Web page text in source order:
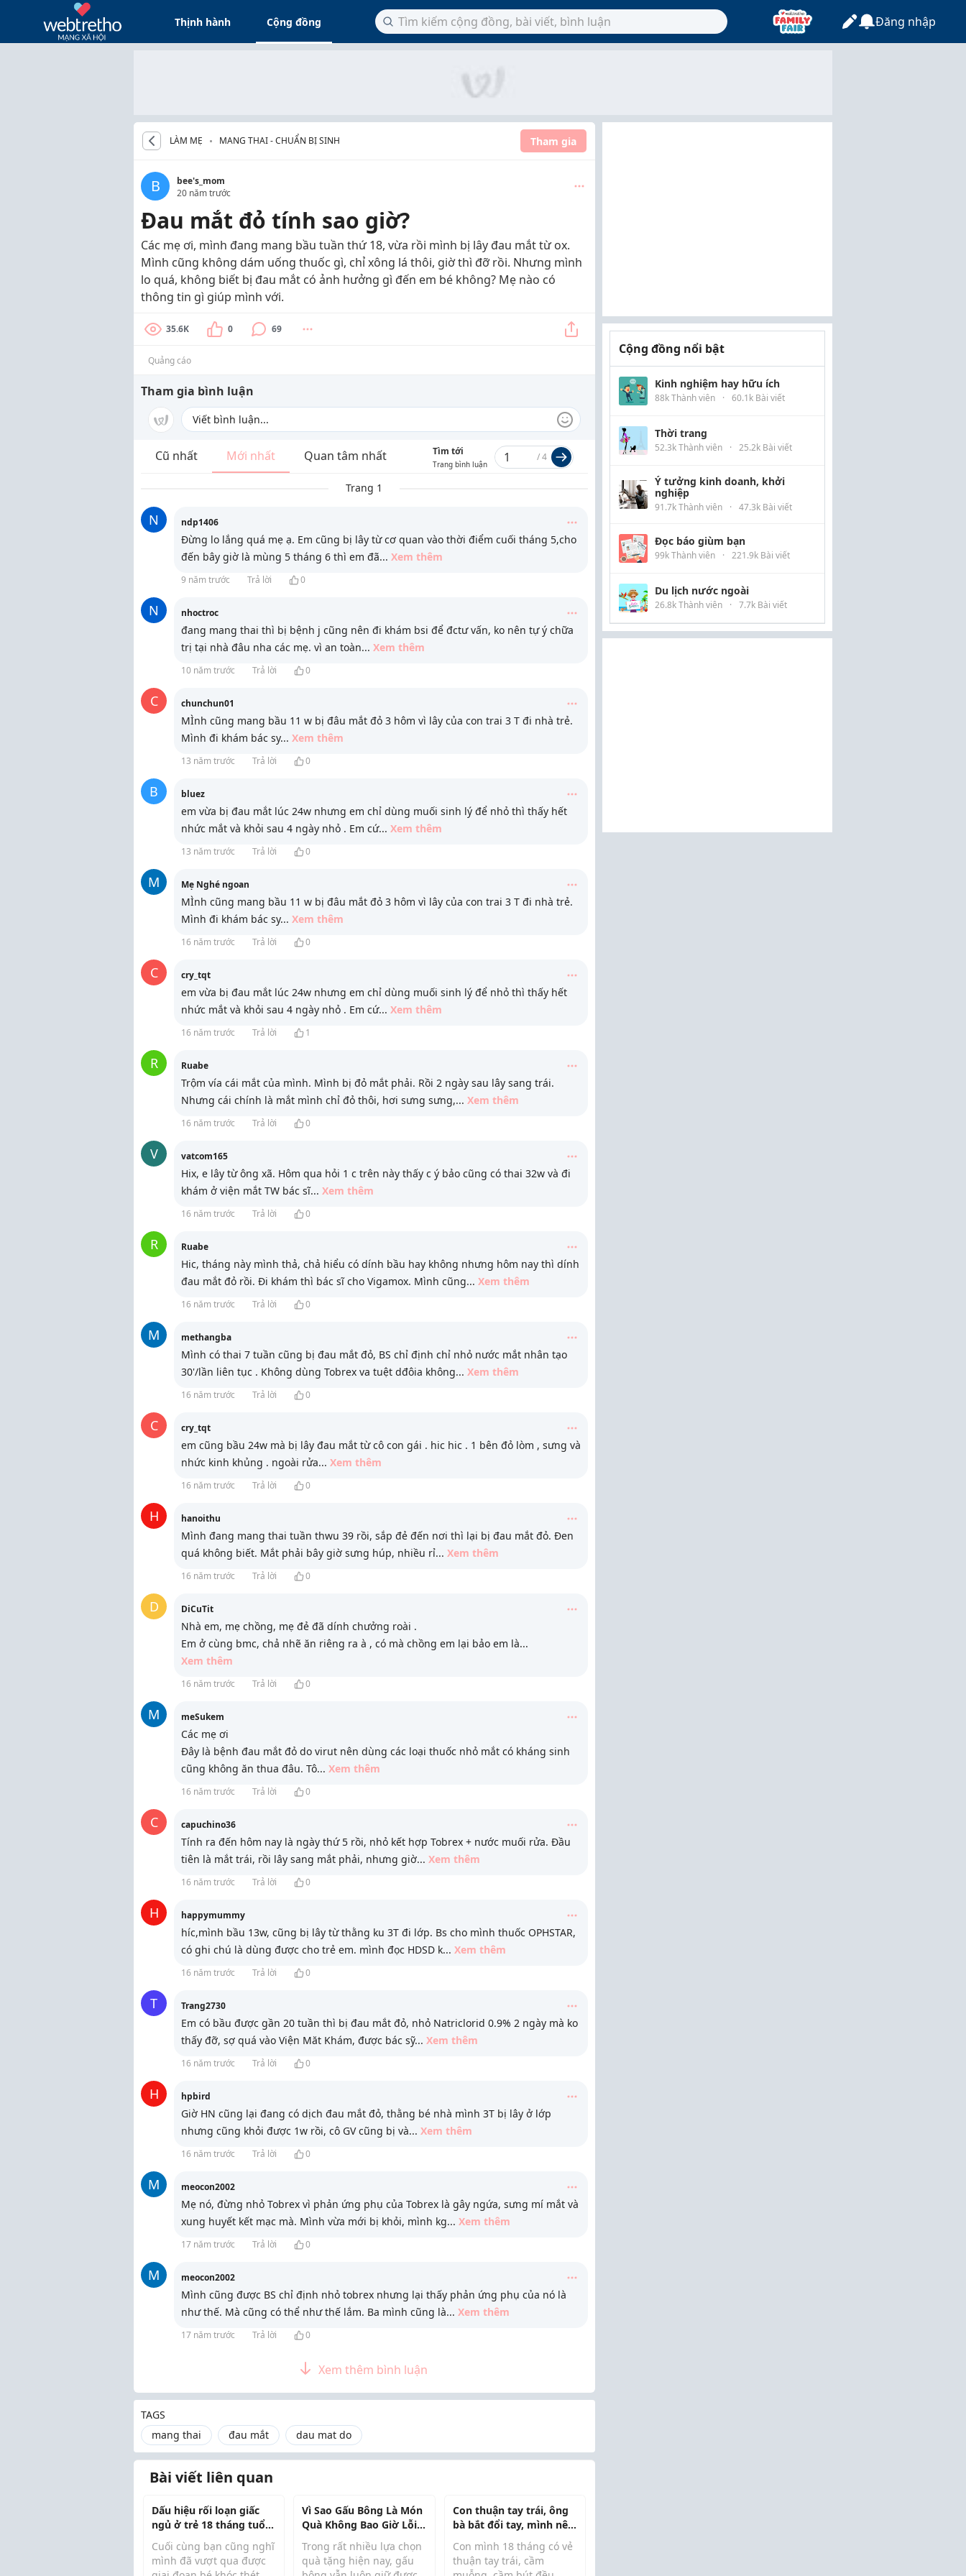
Thịnh hành Cộng đồng Đăng nhập
LÀM MẸ MANG THAI - CHUẨN BỊ SINH Tham gia
B
bee's_mom
20 năm trước
Đau mắt đỏ tính sao giờ?
Các mẹ ơi, mình đang mang bầu tuần thứ 18, vừa rồi mình bị lây đau mắt từ ox.
Mình cũng không dám uống thuốc gì, chỉ xông lá thôi, giờ thì đỡ rồi. Nhưng mình
lo quá, không biết bị đau mắt có ảnh hưởng gì đến em bé không? Mẹ nào có
thông tin gì giúp mình với.
35.6K 0 69
Quảng cáo
Tham gia bình luận
Cũ nhất Mới nhất Quan tâm nhất Tìm tới
Trang bình luận
/4
Trang 1
N ndp1406
Đừng lo lắng quá mẹ ạ. Em cũng bị lây từ cơ quan vào thời điểm cuối tháng 5,cho
đến bây giờ là mùng 5 tháng 6 thì em đã... Xem thêm
9 năm trước Trả lời 0
N nhoctroc
đang mang thai thì bị bệnh j cũng nên đi khám bsi để đctư vấn, ko nên tự ý chữa
trị tại nhà đâu nha các mẹ. vì an toàn... Xem thêm
10 năm trước Trả lời 0
C chunchun01
MÌnh cũng mang bầu 11 w bị đâu mắt đỏ 3 hôm vì lây của con trai 3 T đi nhà trẻ.
Mình đi khám bác sy... Xem thêm
13 năm trước Trả lời 0
B bluez
em vừa bị đau mắt lúc 24w nhưng em chỉ dùng muối sinh lý để nhỏ thì thấy hết
nhức mắt và khỏi sau 4 ngày nhỏ . Em cứ... Xem thêm
13 năm trước Trả lời 0
M Mẹ Nghé ngoan
MÌnh cũng mang bầu 11 w bị đâu mắt đỏ 3 hôm vì lây của con trai 3 T đi nhà trẻ.
Mình đi khám bác sy... Xem thêm
16 năm trước Trả lời 0
C cry_tqt
em vừa bị đau mắt lúc 24w nhưng em chỉ dùng muối sinh lý để nhỏ thì thấy hết
nhức mắt và khỏi sau 4 ngày nhỏ . Em cứ... Xem thêm
16 năm trước Trả lời 1
R Ruabe
Trộm vía cái mắt của mình. Mình bị đỏ mắt phải. Rồi 2 ngày sau lây sang trái.
Nhưng cái chính là mắt mình chỉ đỏ thôi, hơi sưng sưng,... Xem thêm
16 năm trước Trả lời 0
V vatcom165
Hix, e lây từ ông xã. Hôm qua hỏi 1 c trên này thấy c ý bảo cũng có thai 32w và đi
khám ở viện mắt TW bác sĩ... Xem thêm
16 năm trước Trả lời 0
R Ruabe
Hic, tháng này mình thả, chả hiểu có dính bầu hay không nhưng hôm nay thì dính
đau mắt đỏ rồi. Đi khám thì bác sĩ cho Vigamox. Mình cũng... Xem thêm
16 năm trước Trả lời 0
M methangba
Mình có thai 7 tuần cũng bị đau mắt đỏ, BS chỉ định chỉ nhỏ nước mắt nhân tạo
30'/lần liên tục . Không dùng Tobrex va tuệt dđôia không... Xem thêm
16 năm trước Trả lời 0
C cry_tqt
em cũng bầu 24w mà bị lây đau mắt từ cô con gái . hic hic . 1 bên đỏ lòm , sưng và
nhức kinh khủng . ngoài rửa... Xem thêm
16 năm trước Trả lời 0
H hanoithu
Mình đang mang thai tuần thwu 39 rồi, sắp đẻ đến nơi thì lại bị đau mắt đỏ. Đen
quá không biết. Mắt phải bây giờ sưng húp, nhiều rỉ... Xem thêm
16 năm trước Trả lời 0
D DiCuTit
Nhà em, mẹ chồng, mẹ đẻ đã dính chưởng roài .
Em ở cùng bmc, chả nhẽ ăn riêng ra à , có mà chồng em lại bảo em là...
Xem thêm
16 năm trước Trả lời 0
M meSukem
Các mẹ ơi
Đây là bệnh đau mắt đỏ do virut nên dùng các loại thuốc nhỏ mắt có kháng sinh
cũng không ăn thua đâu. Tô... Xem thêm
16 năm trước Trả lời 0
C capuchino36
Tính ra đến hôm nay là ngày thứ 5 rồi, nhỏ kết hợp Tobrex + nước muối rửa. Đầu
tiên là mắt trái, rồi lây sang mắt phải, nhưng giờ... Xem thêm
16 năm trước Trả lời 0
H happymummy
híc,mình bầu 13w, cũng bị lây từ thằng ku 3T đi lớp. Bs cho mình thuốc OPHSTAR,
có ghi chú là dùng được cho trẻ em. mình đọc HDSD k... Xem thêm
16 năm trước Trả lời 0
T Trang2730
Em có bầu được gần 20 tuần thì bị đau mắt đỏ, nhỏ Natriclorid 0.9% 2 ngày mà ko
thấy đỡ, sợ quá vào Viện Măt Khám, được bác sỹ... Xem thêm
16 năm trước Trả lời 0
H hpbird
Giờ HN cũng lại đang có dịch đau mắt đỏ, thằng bé nhà mình 3T bị lây ở lớp
nhưng cũng khỏi được 1w rồi, cô GV cũng bị và... Xem thêm
16 năm trước Trả lời 0
M meocon2002
Mẹ nó, đừng nhỏ Tobrex vì phản ứng phụ của Tobrex là gây ngứa, sưng mí mắt và
xung huyết kết mạc mà. Mình vừa mới bị khỏi, mình kg... Xem thêm
17 năm trước Trả lời 0
M meocon2002
Mình cũng được BS chỉ định nhỏ tobrex nhưng lại thấy phản ứng phụ của nó là
như thế. Mà cũng có thể như thế lắm. Ba mình cũng là... Xem thêm
17 năm trước Trả lời 0
Xem thêm bình luận
TAGS
mang thai
đau mắt dau mat do
Bài viết liên quan
Dấu hiệu rối loạn giấc
ngủ ở trẻ 18 tháng tuổi:
Vì sao giờ đi ngủ giờ đây
trở thành một cuộc
chiến.
Cuối cùng bạn cũng nghĩ
mình đã vượt qua được
Vì Sao Gấu Bông Là Món
Quà Không Bao Giờ Lỗi
Trong rất nhiều lựa chọn
quà tặng hiện nay, gấu
Con thuận tay trái, ông
bà bắt đổi tay, mình nên
làm sao bây giờ?
Con mình 18 tháng có vẻ
thuận tay trái, cầm
Cộng đồng nổi bật
Kinh nghiệm hay hữu ích
88k Thành viên · 60.1k Bài viết
Thời trang
52.3k Thành viên · 25.2k Bài viết
Ý tưởng kinh doanh, khởi
nghiệp
91.7k Thành viên · 47.3k Bài viết
Đọc báo giùm bạn
99k Thành viên · 221.9k Bài viết
Du lịch nước ngoài
26.8k Thành viên · 7.7k Bài viết